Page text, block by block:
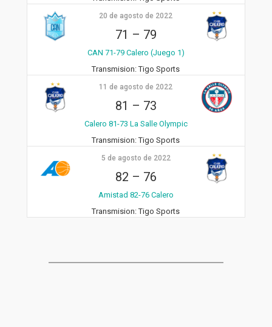
20 de agosto de 2022
71 – 79
CAN 71-79 Calero (Juego 1)
Transmision:Tigo Sports
11 de agosto de 2022
81 – 73
Calero 81-73 La Salle Olympic
Transmision:Tigo Sports
5 de agosto de 2022
82 – 76
Amistad 82-76 Calero
Transmision:Tigo Sports